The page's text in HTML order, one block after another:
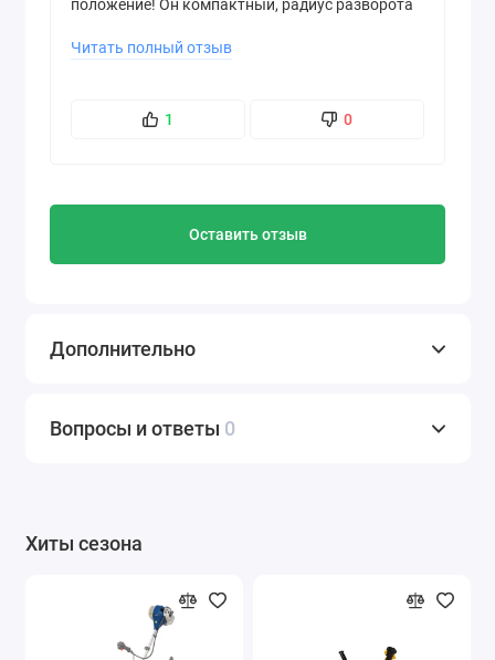
положение! Он компактный, радиус разворота
кусты. Сидеть комфортно, управление понятное
обслуживать. Отличный сервис от
Читать полный отзыв
1 0
Оставить отзыв
Вопросы и ответы 0
Дополнительно
Хиты сезона